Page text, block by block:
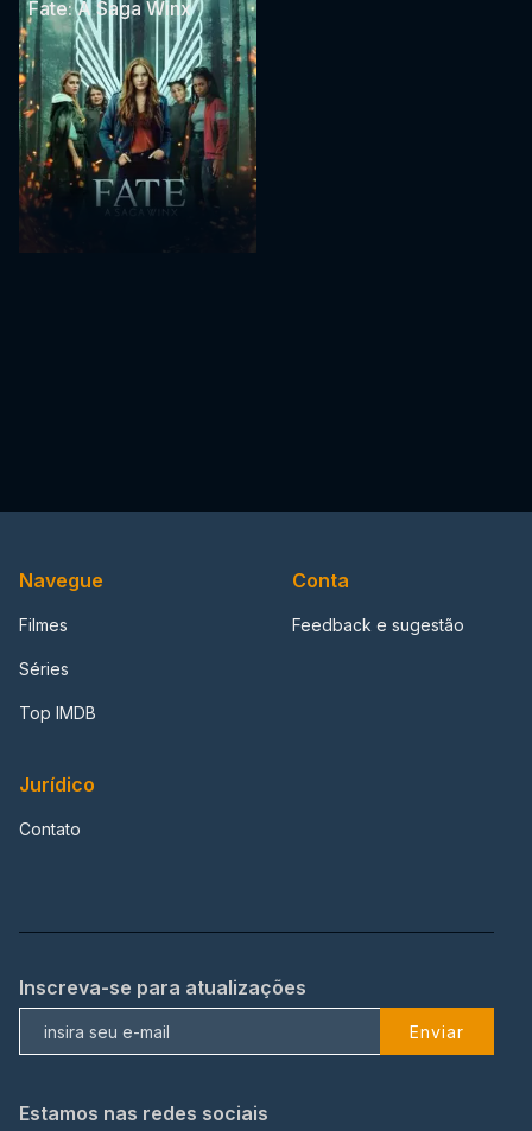
Fate: A Saga Winx
Navegue
Filmes
Séries
Top IMDB
Conta
Feedback e sugestão
Jurídico
Contato
Inscreva-se para atualizações
Enviar
Estamos nas redes sociais